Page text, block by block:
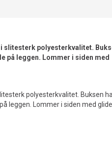
polyesterkvalitet.
på leggen. Lommer i siden med
polyesterkvalitet. Buksen
leggen. Lommer i siden med